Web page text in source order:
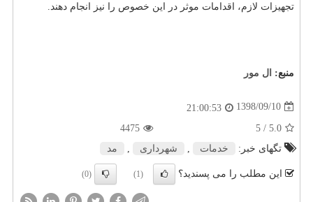
تجهیزات لازم، اقدامات موثر در این خصوص را نیز انجام دهند.
منبع: ال مور
1398/09/10
21:00:53
5.0
/ 5
4475
تگهای خبر:
خدمات شهرداری مد
این مطلب را می پسندید؟ (1)
(0)